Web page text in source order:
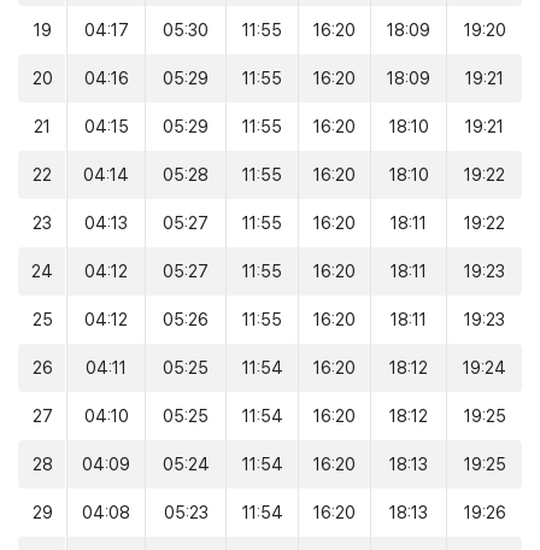
19 04:17 05:30 11:55 16:20 18:09 19:20
20 04:16 05:29 11:55 16:20 18:09 19:21
21 04:15 05:29 11:55 16:20 18:10 19:21
22 04:14 05:28 11:55 16:20 18:10 19:22
23 04:13 05:27 11:55 16:20 18:11 19:22
24 04:12 05:27 11:55 16:20 18:11 19:23
25 04:12 05:26 11:55 16:20 18:11 19:23
26 04:11 05:25 11:54 16:20 18:12 19:24
27 04:10 05:25 11:54 16:20 18:12 19:25
28 04:09 05:24 11:54 16:20 18:13 19:25
29 04:08 05:23 11:54 16:20 18:13 19:26